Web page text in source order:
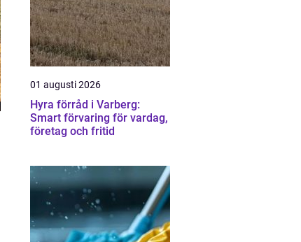
01 augusti 2026
Hyra förråd i Varberg:
Smart förvaring för vardag,
företag och fritid